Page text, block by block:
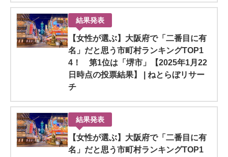
結果発表
【女性が選ぶ】大阪府で「二番目に有
名」だと思う市町村ランキングTOP1
4！ 第1位は「堺市」【2025年1月22
日時点の投票結果】 | ねとらぼリサー
チ
結果発表
【女性が選ぶ】大阪府で「二番目に有
名」だと思う市町村ランキングTOP1